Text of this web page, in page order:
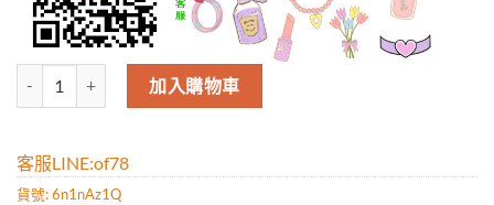
高仿巴寶莉Burberry男款新款時尚休閑短袖T恤.好質量是您的需求好
加入購物車
客服LINE:of78
貨號:6n1nAz1Q